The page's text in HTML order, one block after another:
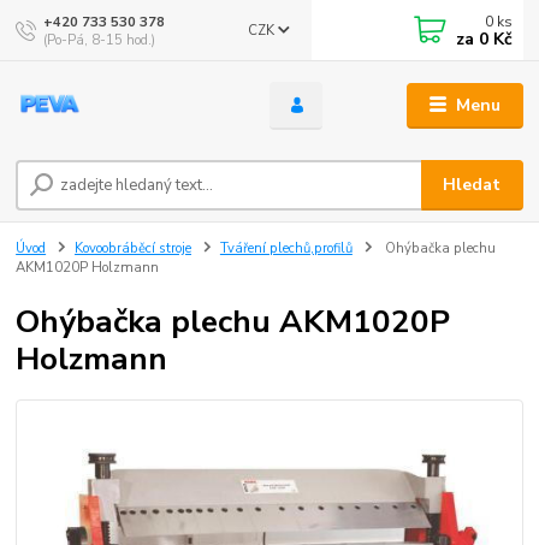
Menu
CZK
Hledat
+420 733 530 378
(Po-Pá, 8-15 hod.)
0 ks
za 0 Kč
Úvod Kovoobráběcí stroje Tváření plechů,profilů
Ohýbačka plechu
AKM1020P Holzmann
Ohýbačka plechu AKM1020P
Holzmann